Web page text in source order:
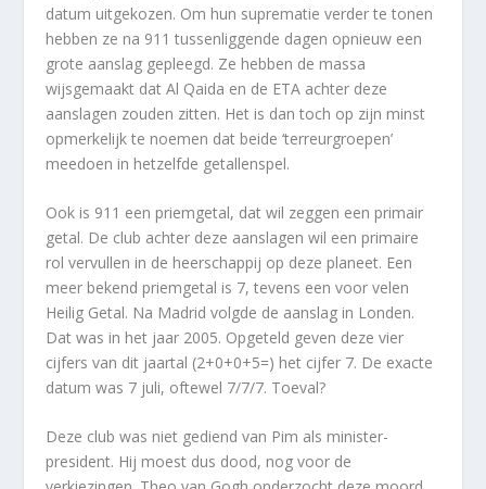
datum uitgekozen. Om hun suprematie verder te tonen
hebben ze na 911 tussenliggende dagen opnieuw een
grote aanslag gepleegd. Ze hebben de massa
wijsgemaakt dat Al Qaida en de ETA achter deze
aanslagen zouden zitten. Het is dan toch op zijn minst
opmerkelijk te noemen dat beide ‘terreurgroepen’
meedoen in hetzelfde getallenspel.
Ook is 911 een priemgetal, dat wil zeggen een primair
getal. De club achter deze aanslagen wil een primaire
rol vervullen in de heerschappij op deze planeet. Een
meer bekend priemgetal is 7, tevens een voor velen
Heilig Getal. Na Madrid volgde de aanslag in Londen.
Dat was in het jaar 2005. Opgeteld geven deze vier
cijfers van dit jaartal (2+0+0+5=) het cijfer 7. De exacte
datum was 7 juli, oftewel 7/7/7. Toeval?
Deze club was niet gediend van Pim als minister-
president. Hij moest dus dood, nog voor de